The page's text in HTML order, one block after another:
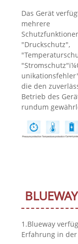
Das Gerät
mehrere
"Druckschutz",
die den
Betrieb des
rundum
1.Blueway
Erfahrung in